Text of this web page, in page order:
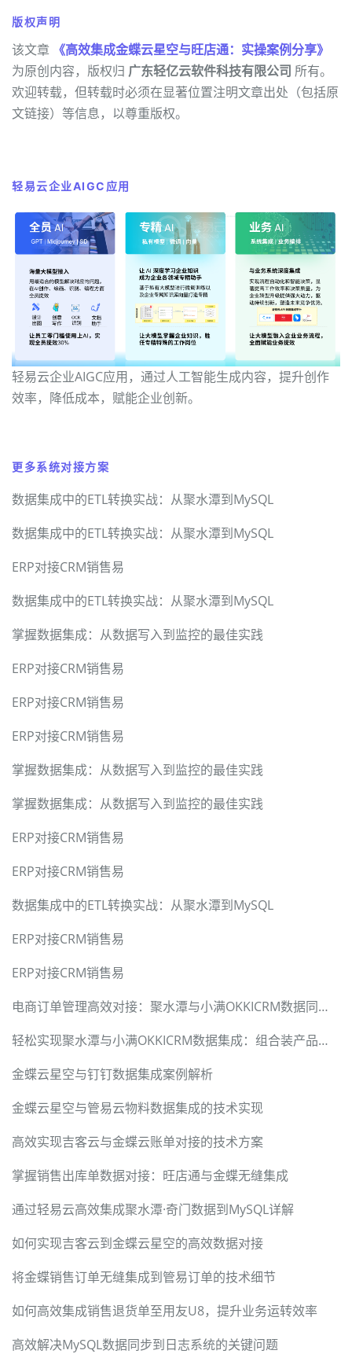
版权声明
该文章 《高效集成金蝶云星空与旺店通：实操案例分享》
为原创内容，版权归 广东轻亿云软件科技有限公司 所有。
欢迎转载，但转载时必须在显著位置注明文章出处（包括原
文链接）等信息，以尊重版权。
轻易云企业AIGC应用
轻易云企业AIGC应用，通过人工智能生成内容，提升创作
效率，降低成本，赋能企业创新。
更多系统对接方案
数据集成中的ETL转换实战：从聚水潭到MySQL
数据集成中的ETL转换实战：从聚水潭到MySQL
ERP对接CRM销售易
数据集成中的ETL转换实战：从聚水潭到MySQL
掌握数据集成：从数据写入到监控的最佳实践
ERP对接CRM销售易
ERP对接CRM销售易
ERP对接CRM销售易
掌握数据集成：从数据写入到监控的最佳实践
掌握数据集成：从数据写入到监控的最佳实践
ERP对接CRM销售易
ERP对接CRM销售易
数据集成中的ETL转换实战：从聚水潭到MySQL
ERP对接CRM销售易
ERP对接CRM销售易
电商订单管理高效对接：聚水潭与小满OKKICRM数据同步实践
轻松实现聚水潭与小满OKKICRM数据集成：组合装产品对接案例
金蝶云星空与钉钉数据集成案例解析
金蝶云星空与管易云物料数据集成的技术实现
高效实现吉客云与金蝶云账单对接的技术方案
掌握销售出库单数据对接：旺店通与金蝶无缝集成
通过轻易云高效集成聚水潭·奇门数据到MySQL详解
如何实现吉客云到金蝶云星空的高效数据对接
将金蝶销售订单无缝集成到管易订单的技术细节
如何高效集成销售退货单至用友U8，提升业务运转效率
高效解决MySQL数据同步到日志系统的关键问题